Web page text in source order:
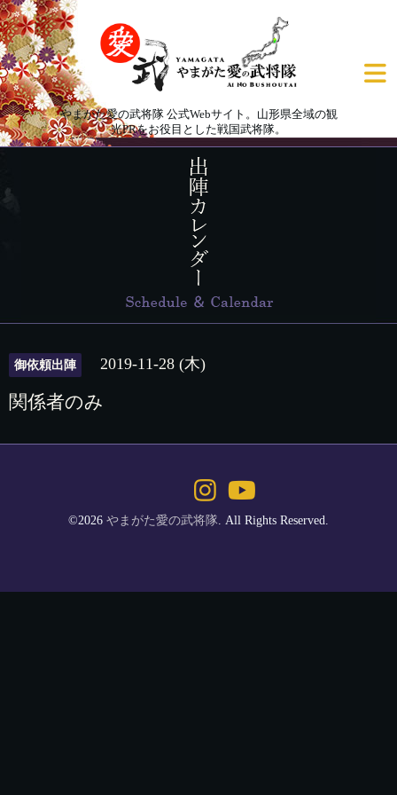
やまがた愛の武将隊 公式Webサイト。山形県全域の観
光PRをお役目とした戦国武将隊。
御依頼出陣 2019-11-28 (木)
関係者のみ
©2026 やまがた愛の武将隊. All Rights Reserved.